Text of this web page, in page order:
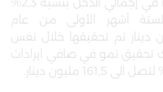
دينار للستة أشهر الأولى من عام
175,9 مليون دينار تم تحقيقها خلال نفس
تحقيق نمو في صافي ايرادات
.